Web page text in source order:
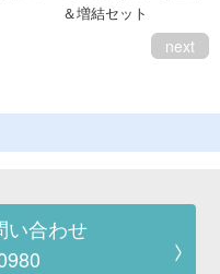
＆増結セット
next
い合わせ